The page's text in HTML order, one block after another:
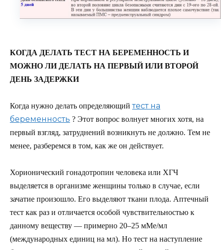
КОГДА ДЕЛАТЬ ТЕСТ НА БЕРЕМЕННОСТЬ И
МОЖНО ЛИ ДЕЛАТЬ НА ПЕРВЫЙ ИЛИ ВТОРОЙ
ДЕНЬ ЗАДЕРЖКИ
Когда нужно делать определяющий тест на
беременность ? Этот вопрос волнует многих хотя, на
первый взгляд, затруднений возникнуть не должно. Тем не
менее, разберемся в том, как же он действует.
Хорионический гонадотропин человека или ХГЧ
выделяется в организме женщины только в случае, если
зачатие произошло. Его выделяют ткани плода. Аптечный
тест как раз и отличается особой чувствительностью к
данному веществу — примерно 20–25 мМе/мл
(международных единиц на мл). Но тест на наступление